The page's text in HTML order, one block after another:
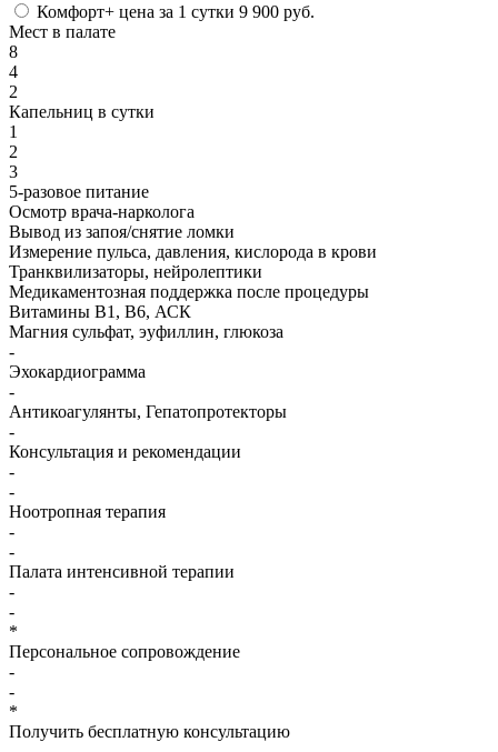
Комфорт+ цена за 1 сутки 9 900 руб.
Мест в палате
8
4
2
Капельниц в сутки
1
2
3
5-разовое питание
Осмотр врача-нарколога
Вывод из запоя/снятие ломки
Измерение пульса, давления, кислорода в крови
Транквилизаторы, нейролептики
Медикаментозная поддержка после процедуры
Витамины B1, B6, АСК
Магния сульфат, эуфиллин, глюкоза
-
Эхокардиограмма
-
Антикоагулянты, Гепатопротекторы
-
Консультация и рекомендации
-
-
Ноотропная терапия
-
-
Палата интенсивной терапии
-
-
*
Персональное сопровождение
-
-
*
Получить бесплатную консультацию